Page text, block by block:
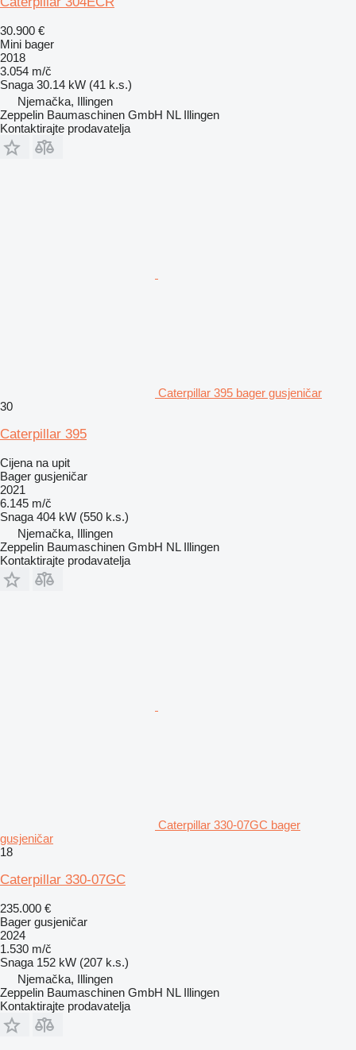
30.900 €
Mini bager
2018
3.054 m/č
Snaga 30.14 kW (41 k.s.)
Njemačka, Illingen
Zeppelin Baumaschinen GmbH NL Illingen
Kontaktirajte prodavatelja
Caterpillar 395 bager gusjeničar
30
Caterpillar 395
Cijena na upit
Bager gusjeničar
2021
6.145 m/č
Snaga 404 kW (550 k.s.)
Njemačka, Illingen
Zeppelin Baumaschinen GmbH NL Illingen
Kontaktirajte prodavatelja
Caterpillar 330-07GC bager
gusjeničar
18
Caterpillar 330-07GC
235.000 €
Bager gusjeničar
2024
1.530 m/č
Snaga 152 kW (207 k.s.)
Njemačka, Illingen
Zeppelin Baumaschinen GmbH NL Illingen
Kontaktirajte prodavatelja